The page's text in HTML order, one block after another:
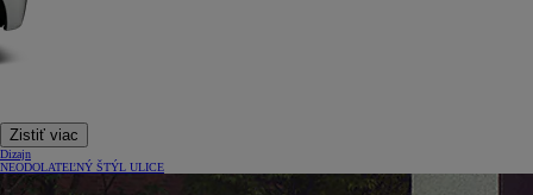
Zistiť viac
Dizajn
NEODOLATEĽNÝ ŠTÝL ULICE